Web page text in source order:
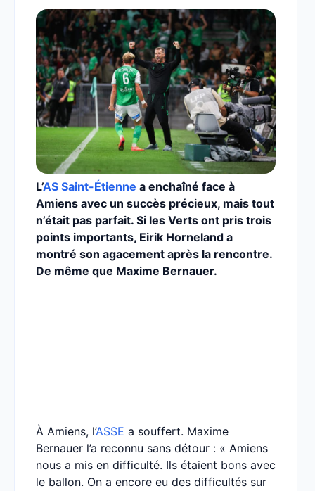
L’AS Saint-Étienne a enchaîné face à
Amiens avec un succès précieux, mais tout
n’était pas parfait. Si les Verts ont pris trois
points importants, Eirik Horneland a
montré son agacement après la rencontre.
De même que Maxime Bernauer.
À Amiens, l’ASSE a souffert. Maxime
Bernauer l’a reconnu sans détour : « Amiens
nous a mis en difficulté. Ils étaient bons avec
le ballon. On a encore eu des difficultés sur